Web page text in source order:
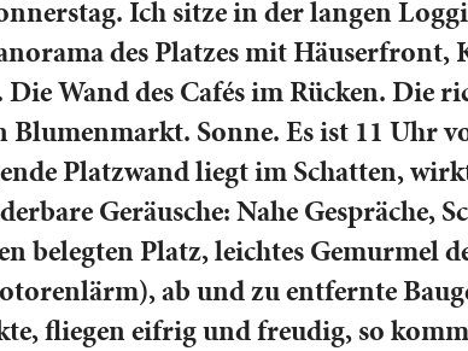
Ich sitze in der langen
des Platzes mit Häuserfront,
Wand des Cafés im Rücken. Die
Blumenmarkt. Sonne. Es ist 11 Uhr
Platzwand liegt im Schatten,
Geräusche: Nahe Gespräche,
belegten Platz, leichtes Gemurmel
ab und zu entfernte
fliegen eifrig und freudig, so